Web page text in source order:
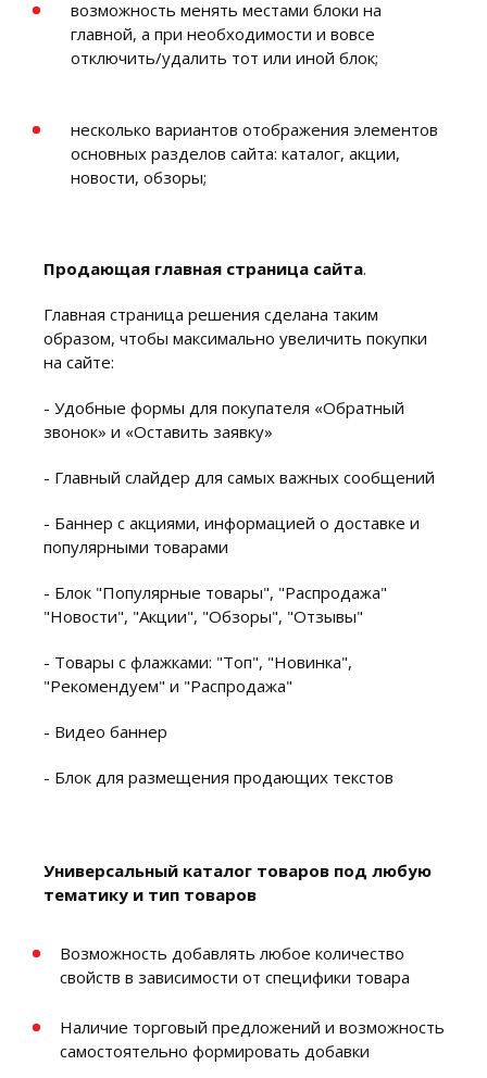
возможность менять местами блоки на
главной, а при необходимости и вовсе
отключить/удалить тот или иной блок;
несколько вариантов отображения элементов
основных разделов сайта: каталог, акции,
новости, обзоры;
Продающая главная страница сайта.
Главная страница решения сделана таким
образом, чтобы максимально увеличить покупки
на сайте:
- Удобные формы для покупателя «Обратный
звонок» и «Оставить заявку»
- Главный слайдер для самых важных сообщений
- Баннер с акциями, информацией о доставке и
популярными товарами
- Блок "Популярные товары", "Распродажа"
"Новости", "Акции", "Обзоры", "Отзывы"
- Товары с флажками: "Топ", "Новинка",
"Рекомендуем" и "Распродажа"
- Видео баннер
- Блок для размещения продающих текстов
Универсальный каталог товаров под любую
тематику и тип товаров
Возможность добавлять любое количество
свойств в зависимости от специфики товара
Наличие торговый предложений и возможность
самостоятельно формировать добавки